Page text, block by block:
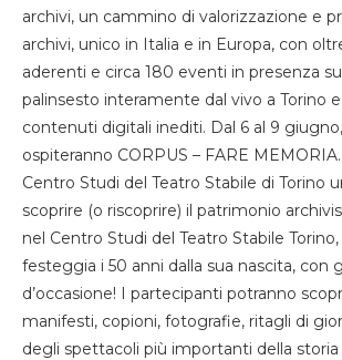
archivi, un cammino di valorizzazione e
archivi, unico in Italia e in Europa, con
aderenti e circa 180 eventi in presenza
palinsesto interamente dal vivo a Torino
contenuti digitali inediti. Dal 6 al 9
ospiteranno CORPUS – FARE
Centro Studi del Teatro Stabile di Torino
scoprire (o riscoprire) il patrimonio
nel Centro Studi del Teatro Stabile
festeggia i 50 anni dalla sua nascita, con
d’occasione! I partecipanti potranno
manifesti, copioni, fotografie, ritagli di
degli spettacoli più importanti della storia